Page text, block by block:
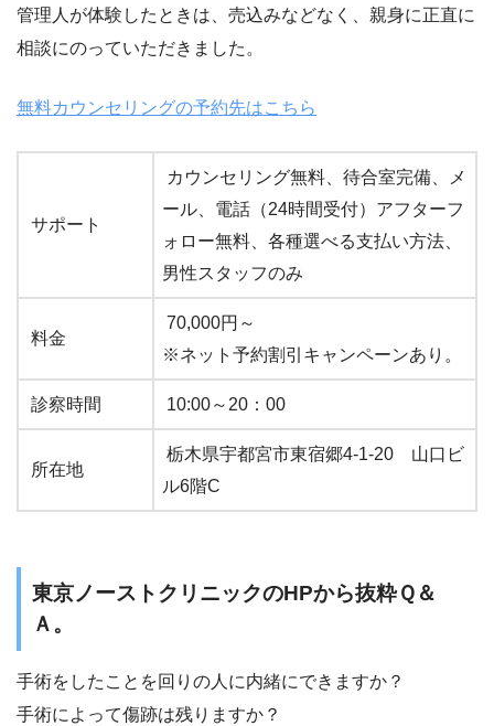
管理人が体験したときは、売込みなどなく、親身に正直に
相談にのっていただきました。
無料カウンセリングの予約先はこちら
サポート
カウンセリング無料、待合室完備、メ
ール、電話（24時間受付）アフターフ
ォロー無料、各種選べる支払い方法、
男性スタッフのみ
料金
70,000円～
※ネット予約割引キャンペーンあり。
診察時間 10:00～20：00
所在地
栃木県宇都宮市東宿郷4-1-20 山口ビ
ル6階C
東京ノーストクリニックのHPから抜粋Ｑ＆
Ａ。
手術をしたことを回りの人に内緒にできますか？
手術によって傷跡は残りますか？